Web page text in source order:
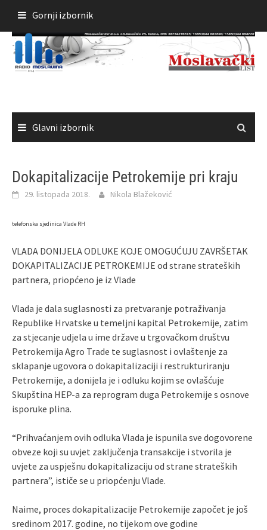
sadržaja
Gornji izbornik
Glavni izbornik
Dokapitalizacije Petrokemije pri kraju
29. listopada 2018. Nikola Blažeković
telefonska sjedinica Vlade RH
VLADA DONIJELA ODLUKE KOJE OMOGUĆUJU ZAVRŠETAK
DOKAPITALIZACIJE PETROKEMIJE od strane strateških
partnera, priopćeno je iz Vlade
Vlada je dala suglasnosti za pretvaranje potraživanja
Republike Hrvatske u temeljni kapital Petrokemije, zatim
za stjecanje udjela u ime države u trgovačkom društvu
Petrokemija Agro Trade te suglasnost i ovlaštenje za
sklapanje ugovora o dokapitalizaciji i restrukturiranju
Petrokemije, a donijela je i odluku kojim se ovlašćuje
Skupština HEP-a za reprogram duga Petrokemije s osnove
isporuke plina.
“Prihvaćanjem ovih odluka Vlada je ispunila sve dogovorene
obveze koji su uvjet zaključenja transakcije i stvorila je
uvjete za uspješnu dokapitalizaciju od strane strateških
partnera”, ističe se u priopćenju Vlade.
Naime, proces dokapitalizacije Petrokemije započet je još
sredinom 2017. godine, no tijekom ove godine